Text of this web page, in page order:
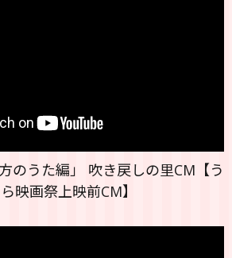
のうた編」 吹き戻しの里CM【う
映画祭上映前CM】